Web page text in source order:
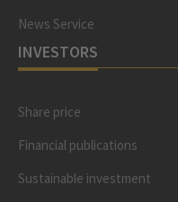
News Service
INVESTORS
Share price
Financial publications
Sustainable investment